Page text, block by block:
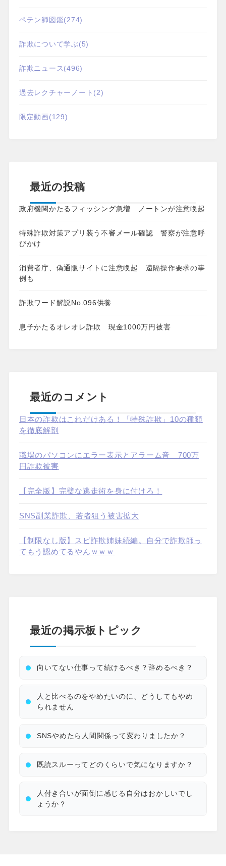
ペテン師図鑑(274)
詐欺について学ぶ(5)
詐欺ニュース(496)
過去レクチャーノート (2)
限定動画(129)
最近の投稿
政府機関かたるフィッシング急増 ノートンが注意喚起
特殊詐欺対策アプリ装う不審メール確認 警察が注意呼
びかけ
消費者庁、偽通販サイトに注意喚起 遠隔操作要求の事
例も
詐欺ワード解説No.096供養
息子かたるオレオレ詐欺 現金1000万円被害
最近のコメント
日本の詐欺はこれだけある！「特殊詐欺」10の種類
を徹底解剖
職場のパソコンにエラー表示とアラーム音 700万
円詐欺被害
【完全版】完璧な逃走術を身に付けろ！
SNS副業詐欺、若者狙う被害拡大
【制限なし版】スピ詐欺姉妹続編。自分で詐欺師っ
てもう認めてるやんｗｗｗ
最近の掲示板トピック
向いてない仕事って続けるべき？辞めるべき？
人と比べるのをやめたいのに、どうしてもやめ
られません
SNSやめたら人間関係って変わりましたか？
既読スルーってどのくらいで気になりますか？
人付き合いが面倒に感じる自分はおかしいでし
ょうか？